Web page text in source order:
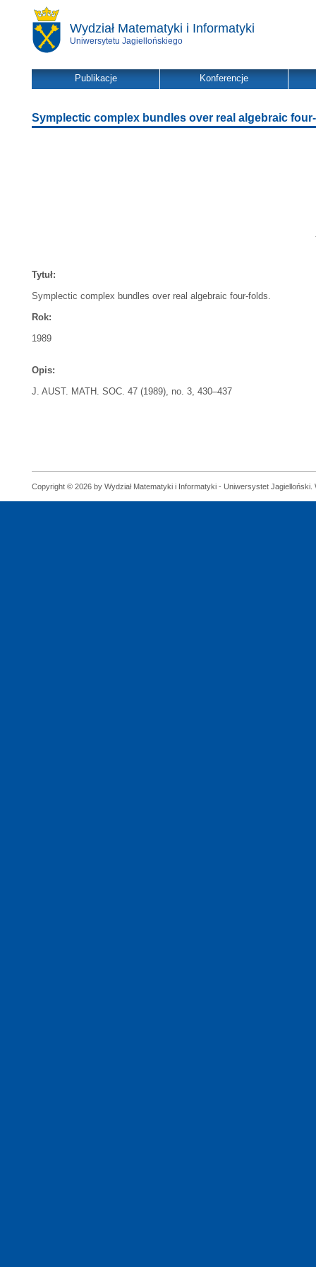
Wydział Matematyki i Informatyki
Uniwersytetu Jagiellońskiego
Publikacje Konferencje
Symplectic complex bundles over real algebraic
Tytuł:
Symplectic complex bundles over real algebraic four-folds.
Rok:
1989
Opis:
J. AUST. MATH. SOC. 47 (1989), no. 3, 430–437
Copyright © 2026 by Wydział Matematyki i Informatyki - Uniwersystet